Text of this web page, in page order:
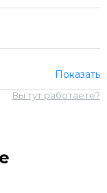
Показать
Вы тут работаете?